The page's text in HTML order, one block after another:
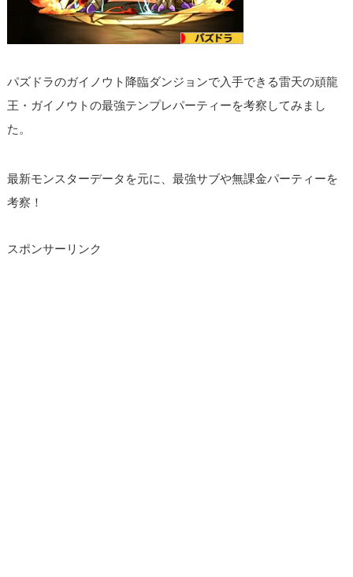
パズドラのガイノウト降臨ダンジョンで入手できる雷天の頑龍
王・ガイノウトの最強テンプレパーティーを考察してみまし
た。
最新モンスターデータを元に、最強サブや無課金パーティーを
考察！
スポンサーリンク